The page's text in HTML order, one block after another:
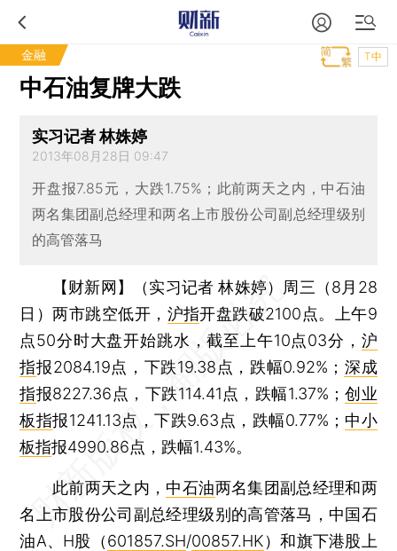
金融 T中
中石油复牌大跌
实习记者 林姝婷
2013年08月28日 09:47
开盘报7.85元，大跌1.75%；此前两天之内，中石油
两名集团副总经理和两名上市股份公司副总经理级别
的高管落马
【财新网】（实习记者 林姝婷） 周三（8月28
日）两市跳空低开， 沪指开盘跌破2100点。上午9
点50分时大盘开始跳水，截至上午10点03分， 沪
指报2084.19点，下跌19.38点，跌幅0.92%； 深成
指报8227.36点，下跌114.41点，跌幅1.37%； 创业
板指报1241.13点，下跌9.63点，跌幅0.77%； 中小
板指报4990.86点，跌幅1.43%。
此前两天之内， 中石油两名集团副总经理和两
名上市股份公司副总经理级别的高管落马，中国石
油A、H股（601857.SH/00857.HK）和旗下港股上